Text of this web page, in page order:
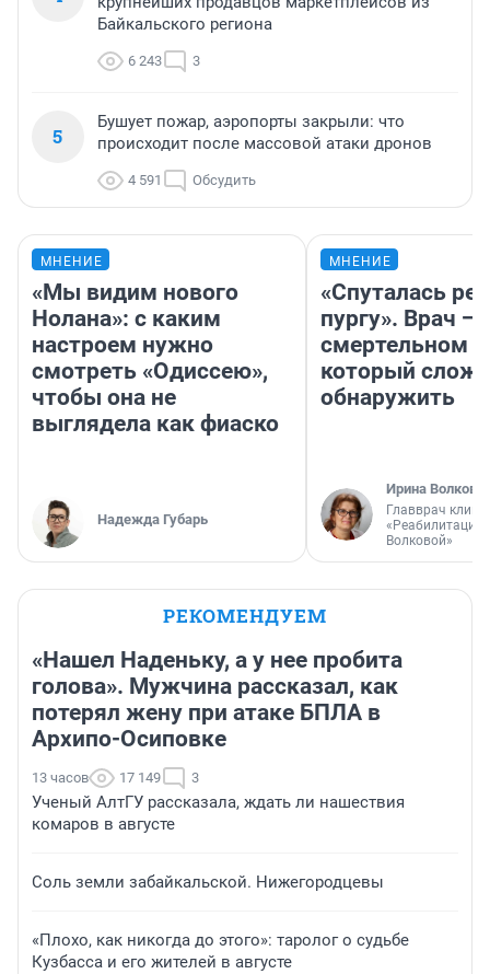
Байкальского региона
6 243 3
5
Бушует пожар, аэропорты закрыли: что
происходит после массовой атаки дронов
4 591 Обсудить
МНЕНИЕ
«Мы видим нового
Нолана»: с каким
настроем нужно
смотреть «Одиссею»,
чтобы она не
выглядела как фиаско
Надежда Губарь
МНЕНИЕ
«Спуталась
пургу». Врач —
смертельном
который
обнаружить
Ирина Волкова
Главврач
«Реабилитация
Волковой»
РЕКОМЕНДУЕМ
«Нашел Наденьку, а у нее пробита
голова». Мужчина рассказал, как
потерял жену при атаке БПЛА в
Архипо-Осиповке
13 часов 17 149 3
Ученый АлтГУ рассказала, ждать ли нашествия
комаров в августе
Соль земли забайкальской. Нижегородцевы
«Плохо, как никогда до этого»: таролог о судьбе
Кузбасса и его жителей в августе